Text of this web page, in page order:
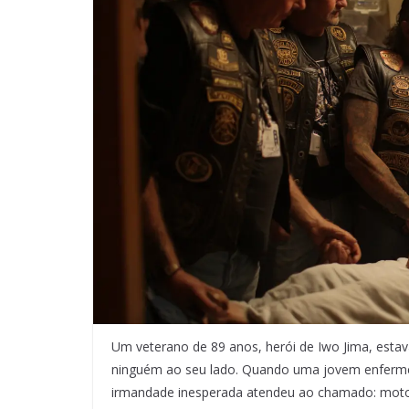
Um veterano de 89 anos, herói de Iwo Jima,
ninguém ao seu lado. Quando uma jovem
irmandade inesperada atendeu ao chamado: